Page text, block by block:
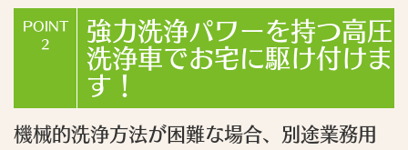
POINT
2
強力洗浄パワーを持つ高圧
洗浄車でお宅に駆け付けま
す！
機械的洗浄方法が困難な場合、別途業務用